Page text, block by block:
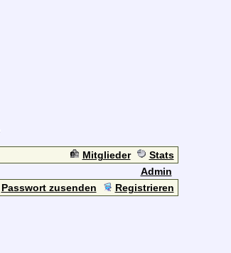
Mitglieder
Stats
Admin
Passwort zusenden Registrieren